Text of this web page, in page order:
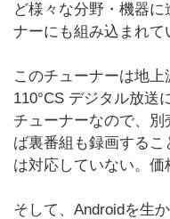
ど様々な分野・機器
ナーにも組み込まれて
このチューナーは地上
110°CS デジタル放送
チューナーなので、
ば裏番組も録画する
は対応していない。価
そして、Androidを生